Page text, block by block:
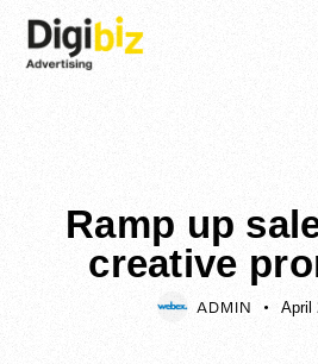
Ramp up
creative
ADMIN April